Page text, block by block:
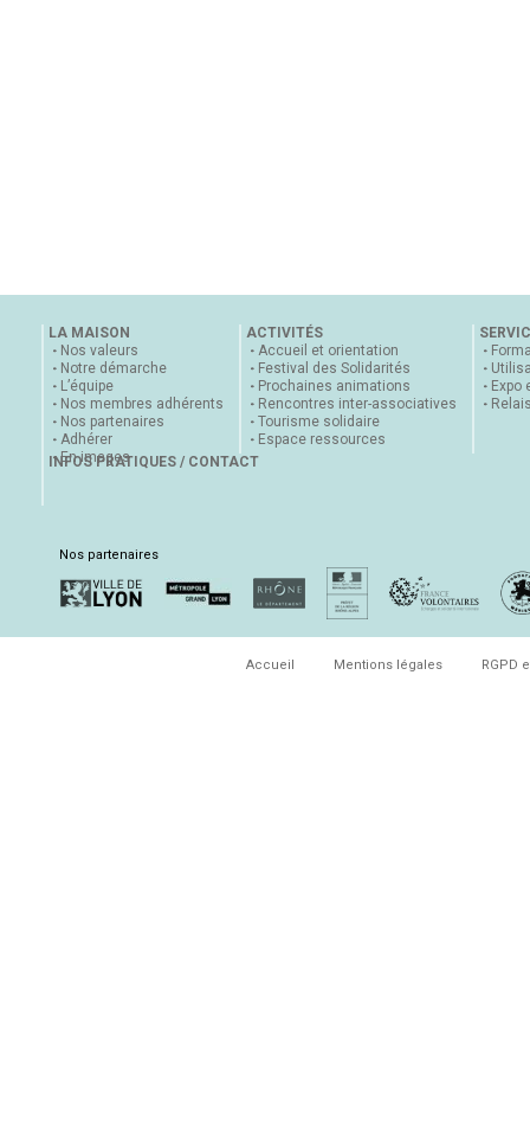
LA MAISON
Nos valeurs
Notre démarche
L’équipe
Nos membres adhérents
Nos partenaires
Adhérer
En images
ACTIVITÉS
Accueil et orientation
Festival des Solidarités
Prochaines animations
Rencontres inter-associatives
Tourisme solidaire
Espace ressources
Expo
INFOS PRATIQUES / CONTACT
Nos partenaires
Accueil Mentions légales RGPD